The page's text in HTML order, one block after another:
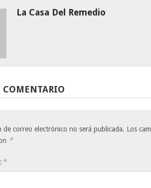
La Casa Del Remedio
de correo electrónico no será publicada. Los
*
*